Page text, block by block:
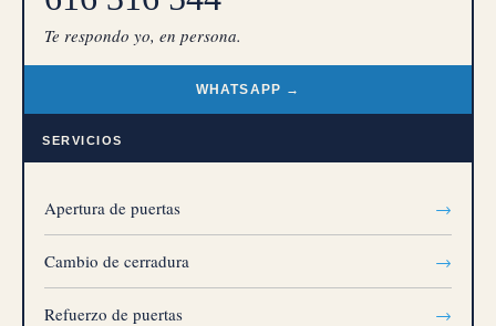
Te respondo yo, en persona.
WHATSAPP →
SERVICIOS
Apertura de puertas →
Cambio de cerradura →
Refuerzo de puertas →